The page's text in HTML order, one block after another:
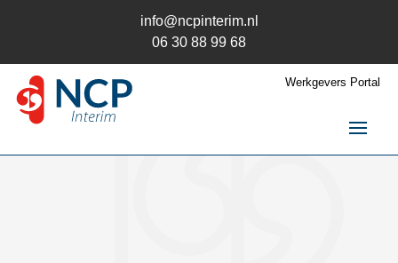
info@ncpinterim.nl
06 30 88 99 68
Werkgevers Portal
NCP Interim